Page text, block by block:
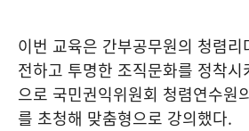
이번 교육은 간부공무원의 청렴
전하고 투명한 조직문화를 정착
으로 국민권익위원회 청렴연수원
를 초청해 맞춤형으로 강의했다.